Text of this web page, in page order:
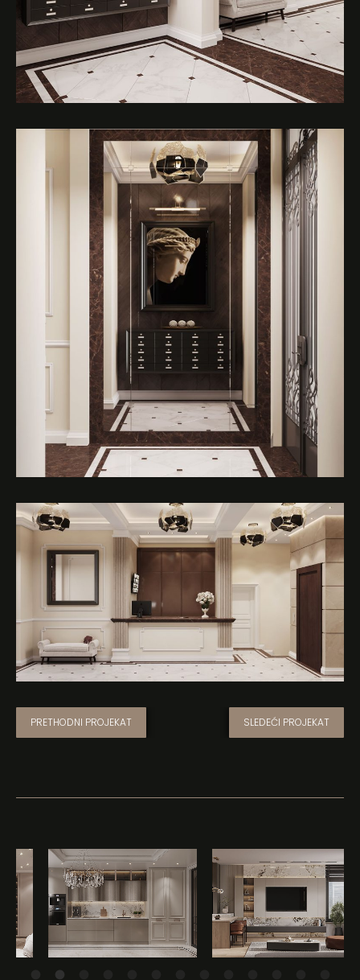
PRETHODNI PROJEKAT SLEDEĆI PROJEKAT